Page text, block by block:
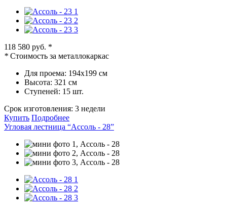
118 580 руб. *
* Стоимость за металлокаркас
Для проема: 194х199 см
Высота: 321 см
Ступеней: 15 шт.
Срок изготовления: 3 недели
Купить Подробнее
Угловая лестница “Ассоль - 28”